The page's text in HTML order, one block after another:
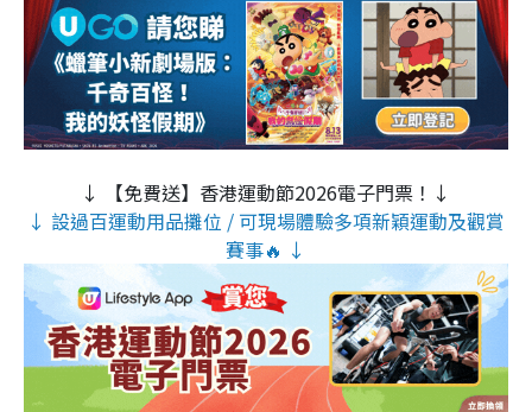
↓ 【免費送】香港運動節2026電子門票！↓
↓ 設過百運動用品攤位 / 可現場體驗多項新穎運動及觀賞
賽事🔥 ↓